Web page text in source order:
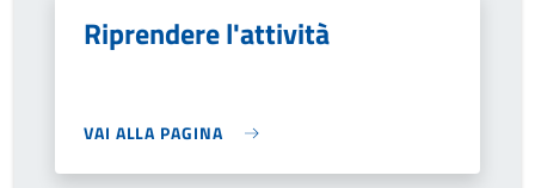
Riprendere l'attività
VAI ALLA PAGINA